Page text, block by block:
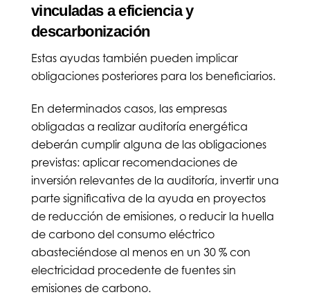
vinculadas a eficiencia y
descarbonización
Estas ayudas también pueden implicar
obligaciones posteriores para los beneficiarios.
En determinados casos, las empresas
obligadas a realizar auditoría energética
deberán cumplir alguna de las obligaciones
previstas: aplicar recomendaciones de
inversión relevantes de la auditoría, invertir una
parte significativa de la ayuda en proyectos
de reducción de emisiones, o reducir la huella
de carbono del consumo eléctrico
abasteciéndose al menos en un 30 % con
electricidad procedente de fuentes sin
emisiones de carbono.